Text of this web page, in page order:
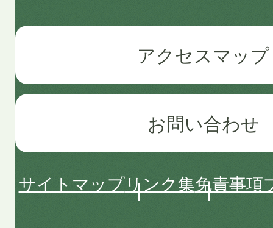
アクセスマップ
お問い合わせ
サイトマップリンク集免責事項